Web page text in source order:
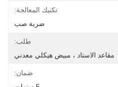
تكنيك المعالجة:
ضربة صب
طلب:
مقاعد الاستاد ، مبيض هيكلي معدني
ضمان: